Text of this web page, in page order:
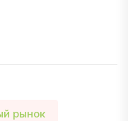
рынок